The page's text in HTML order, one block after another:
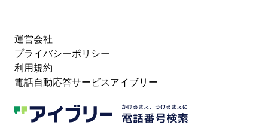
運営会社
プライバシーポリシー
利用規約
電話自動応答サービスアイブリー